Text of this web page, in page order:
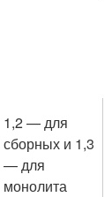
1,2 — для
сборных и 1,3
— для
монолита